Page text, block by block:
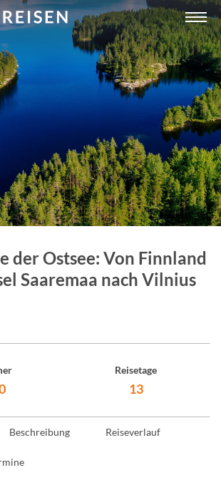
der Ostsee: Von Finnland
Saaremaa nach Vilnius
Reisetage
13
Beschreibung Reiseverlauf